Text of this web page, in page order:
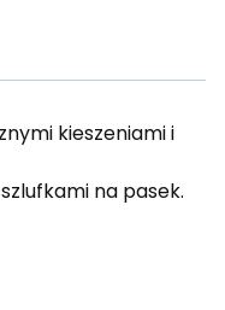
kieszeniami i
na pasek.